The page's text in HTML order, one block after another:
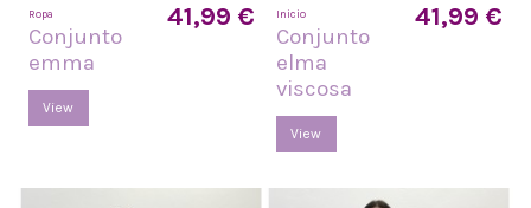
Ropa
Conjunto
emma
41,99 €
View
Inicio
Conjunto
elma
viscosa
41,99 €
View